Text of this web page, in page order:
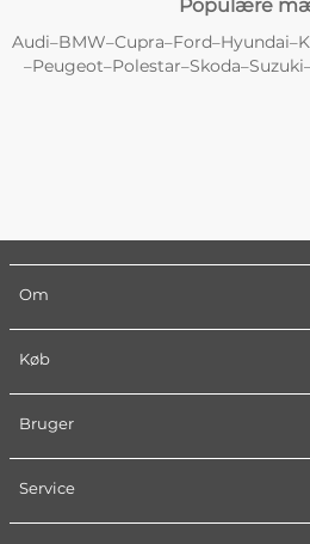
Populære
Audi–BMW–Cupra–Ford–Hyundai–
–Peugeot–Polestar–Skoda–Suzuki
Om
Køb
Bruger
Service